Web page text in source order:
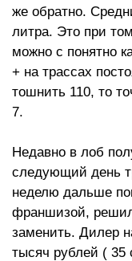
же обратно.
литра. Это при
можно с понятно
+ на трассах
тошнить 110, то
7.
Недавно в лоб
следующий день
неделю дальше
франшизой,
заменить. Дилер
тысяч рублей ( 35